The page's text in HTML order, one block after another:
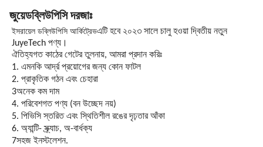
জুয়েডব্লিউপিসি দরজাঃ
ইসরায়েল ডব্লিউপিসি আর্কিট্রেভএটি হবে ২০২৩ সালে চালু হওয়া দ্বিতীয় নতুন
JuyeTech পণ্য।
ঐতিহ্যগত কাঠের গেটের তুলনায়, আমরা প্রদান করিঃ
1. এমনকি আর্দ্র প্রয়োগের জন্য কোন ফাটল
2. প্রাকৃতিক গঠন এবং চেহারা
3অনেক কম দাম
4. পরিবেশগত পণ্য (বন উচ্ছেদ নয়)
5. পিভিসি স্তরিত এবং স্থিতিশীল রঙের দৃঢ়তার আঁকা
6. অ্যান্টি- স্ক্র্যাচ, অ-বার্ধক্য
7সহজ ইনস্টলেশন.